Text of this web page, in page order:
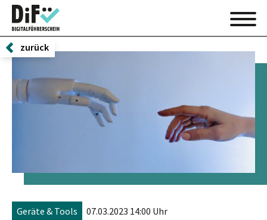
zurück
Geräte & Tools
07.03.2023 14:00 Uhr